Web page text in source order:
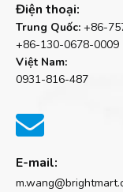
Điện thoại:
Trung Quốc: +86-
+86-130-0678-0009
Việt Nam:
0931-816-487

E-mail: